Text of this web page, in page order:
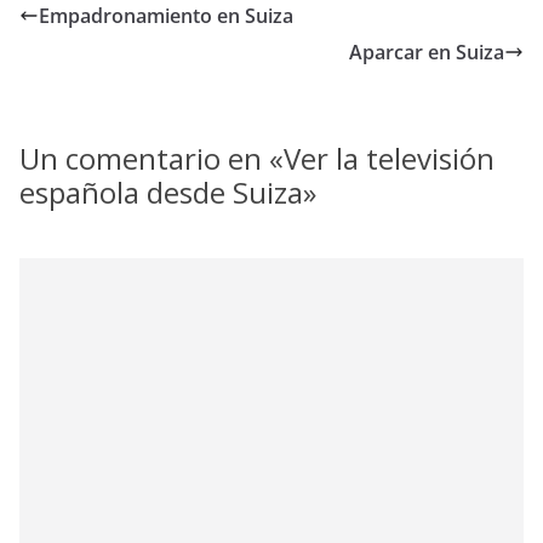
Empadronamiento en Suiza
Aparcar en Suiza
Un comentario en «Ver la televisión
española desde Suiza»